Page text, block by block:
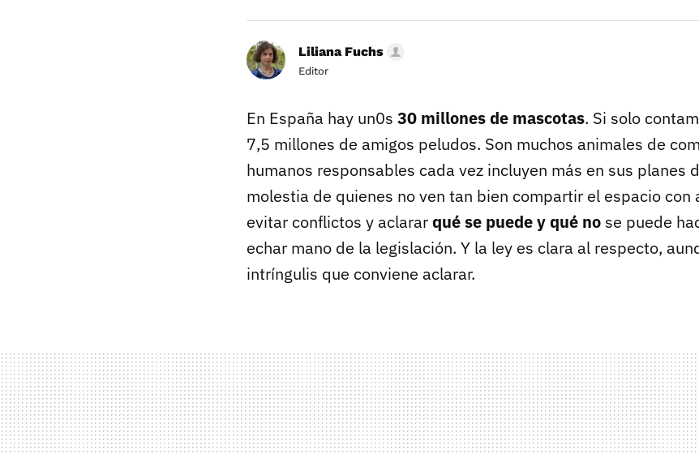
Liliana Fuchs
Editor
En España hay un0s 30 millones de mascotas. Si solo
7,5 millones de amigos peludos. Son muchos animales de
humanos responsables cada vez incluyen más en sus planes
molestia de quienes no ven tan bien compartir el espacio con
evitar conflictos y aclararqué se puede y qué no se puede
echar mano de la legislación. Y la ley es clara al respecto,
intríngulis que conviene aclarar.